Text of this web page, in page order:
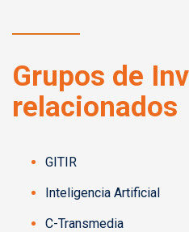
Grupos de
relacionados
GITIR
Inteligencia Artificial
C-Transmedia